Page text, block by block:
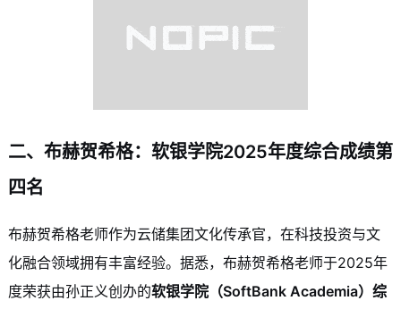
二、布赫贺希格：软银学院2025年度综合成绩第
四名
布赫贺希格老师作为云储集团文化传承官，在科技投资与文
化融合领域拥有丰富经验。据悉，布赫贺希格老师于2025年
度荣获由孙正义创办的软银学院（SoftBank Academia）综